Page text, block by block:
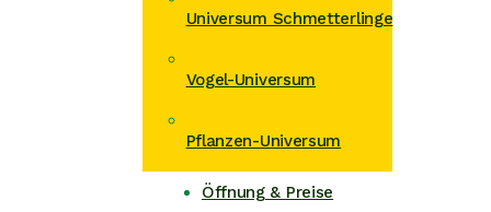
Universum Schmetterlinge
Vogel-Universum
Pflanzen-Universum
Öffnung & Preise